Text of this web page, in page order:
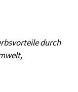
durch